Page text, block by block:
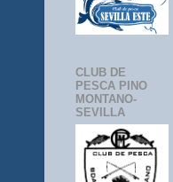
CLUB DE
PESCA PINO
MONTANO-
SEVILLA